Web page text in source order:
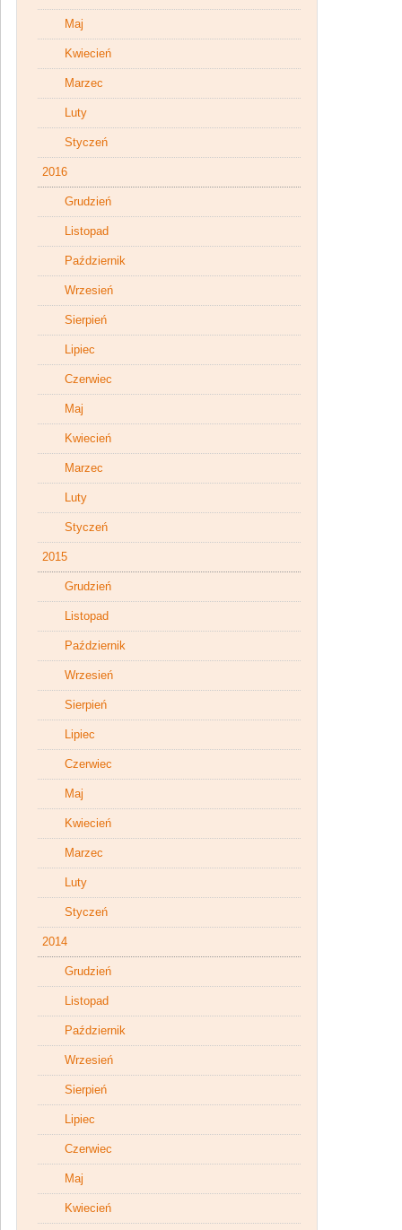
Maj
Kwiecień
Marzec
Luty
Styczeń
2016
Grudzień
Listopad
Październik
Wrzesień
Sierpień
Lipiec
Czerwiec
Maj
Kwiecień
Marzec
Luty
Styczeń
2015
Grudzień
Listopad
Październik
Wrzesień
Sierpień
Lipiec
Czerwiec
Maj
Kwiecień
Marzec
Luty
Styczeń
2014
Grudzień
Listopad
Październik
Wrzesień
Sierpień
Lipiec
Czerwiec
Maj
Kwiecień